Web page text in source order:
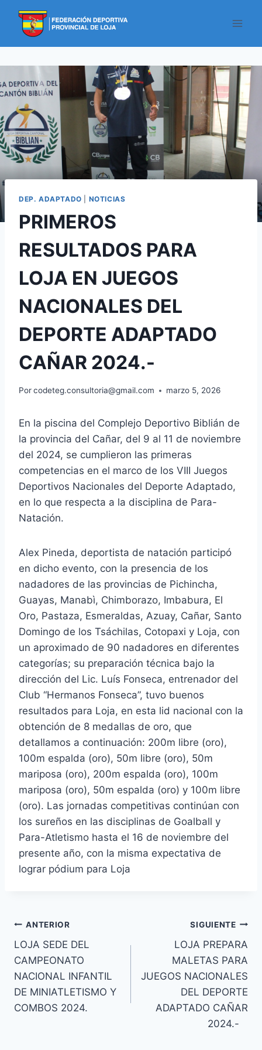
DEP. ADAPTADO NOTICIAS
PRIMEROS
RESULTADOS PARA
LOJA EN JUEGOS
NACIONALES DEL
DEPORTE ADAPTADO
CAÑAR 2024.-
Porcodeteg.consultoria@gmail.com marzo 5, 2026
En la piscina del Complejo Deportivo Biblián de
la provincia del Cañar, del 9 al 11 de noviembre
del 2024, se cumplieron las primeras
competencias en el marco de los VIII Juegos
Deportivos Nacionales del Deporte Adaptado,
en lo que respecta a la disciplina de Para-
Natación.
Alex Pineda, deportista de natación participó
en dicho evento, con la presencia de los
nadadores de las provincias de Pichincha,
Guayas, Manabì, Chimborazo, Imbabura, El
Oro, Pastaza, Esmeraldas, Azuay, Cañar, Santo
Domingo de los Tsáchilas, Cotopaxi y Loja, con
un aproximado de 90 nadadores en diferentes
categorías; su preparación técnica bajo la
dirección del Lic. Luís Fonseca, entrenador del
Club “Hermanos Fonseca”, tuvo buenos
resultados para Loja, en esta lid nacional con la
obtención de 8 medallas de oro, que
detallamos a continuación: 200m libre (oro),
100m espalda (oro), 50m libre (oro), 50m
mariposa (oro), 200m espalda (oro), 100m
mariposa (oro), 50m espalda (oro) y 100m libre
(oro). Las jornadas competitivas continúan con
los sureños en las disciplinas de Goalball y
Para-Atletismo hasta el 16 de noviembre del
presente año, con la misma expectativa de
lograr pódium para Loja
ANTERIOR
LOJA SEDE DEL
CAMPEONATO
NACIONAL INFANTIL
DE MINIATLETISMO Y
COMBOS 2024.
SIGUIENTE
LOJA PREPARA
MALETAS PARA
JUEGOS NACIONALES
DEL DEPORTE
ADAPTADO CAÑAR
2024.-